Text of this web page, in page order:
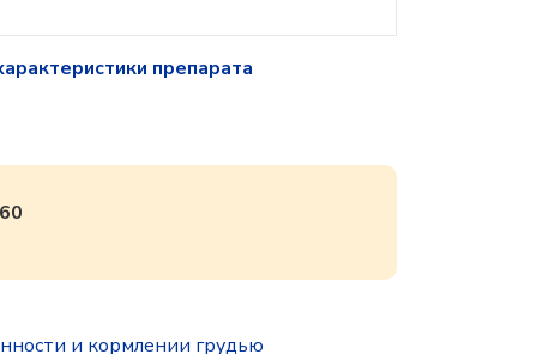
препарата
и кормлении грудью